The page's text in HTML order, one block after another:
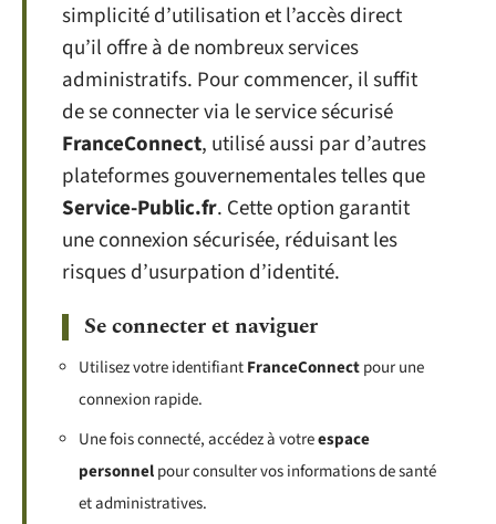
simplicité d’utilisation et l’accès direct
qu’il offre à de nombreux services
administratifs. Pour commencer, il suffit
de se connecter via le service sécurisé
FranceConnect, utilisé aussi par d’autres
plateformes gouvernementales telles que
Service-Public.fr. Cette option garantit
une connexion sécurisée, réduisant les
risques d’usurpation d’identité.
Se connecter et naviguer
Utilisez votre identifiantFranceConnectpour une
connexion rapide.
Une fois connecté, accédez à votreespace
personnelpour consulter vos informations de santé
et administratives.